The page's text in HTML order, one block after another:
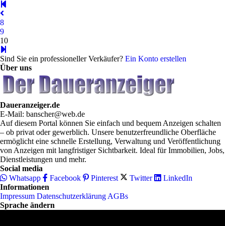
8
9
10
Sind Sie ein professioneller Verkäufer? Ein Konto erstellen
Über uns
Daueranzeiger.de
E-Mail: banscher@web.de
Auf diesem Portal können Sie einfach und bequem Anzeigen schalten
– ob privat oder gewerblich. Unsere benutzerfreundliche Oberfläche
ermöglicht eine schnelle Erstellung, Verwaltung und Veröffentlichung
von Anzeigen mit langfristiger Sichtbarkeit. Ideal für Immobilien, Jobs,
Dienstleistungen und mehr.
Social media
Whatsapp
Facebook Pinterest Twitter
LinkedIn
Informationen
Impressum Datenschutzerklärung AGBs
Sprache ändern